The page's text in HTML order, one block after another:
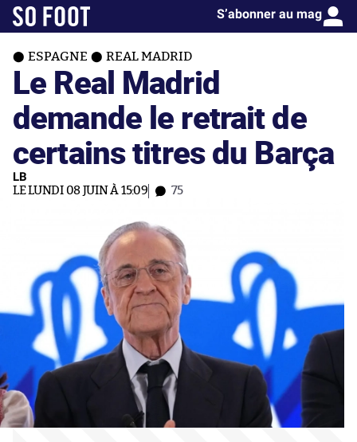
S’abonner au mag
ESPAGNE REAL MADRID
Le Real Madrid
demande le retrait de
certains titres du Barça
LB
LE LUNDI 08 JUIN À 15:09 75